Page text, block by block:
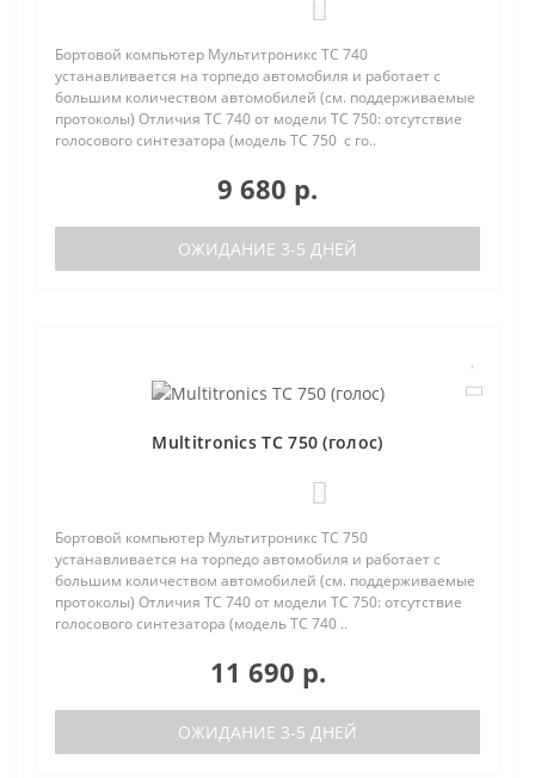
Бортовой компьютер Мультитроникс TC 740
устанавливается на торпедо автомобиля и работает с
большим количеством автомобилей (см. поддерживаемые
протоколы) Отличия TC 740 от модели TC 750: отсутствие
голосового синтезатора (модель TC 750 с го..
9 680 р.
ОЖИДАНИЕ 3-5 ДНЕЙ
Multitronics TC 750 (голос)
Бортовой компьютер Мультитроникс TC 750
устанавливается на торпедо автомобиля и работает с
большим количеством автомобилей (см. поддерживаемые
протоколы) Отличия TC 740 от модели TC 750: отсутствие
голосового синтезатора (модель TC 740 ..
11 690 р.
ОЖИДАНИЕ 3-5 ДНЕЙ